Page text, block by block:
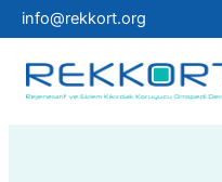
İçeriğe
atla
info@rekkort.org